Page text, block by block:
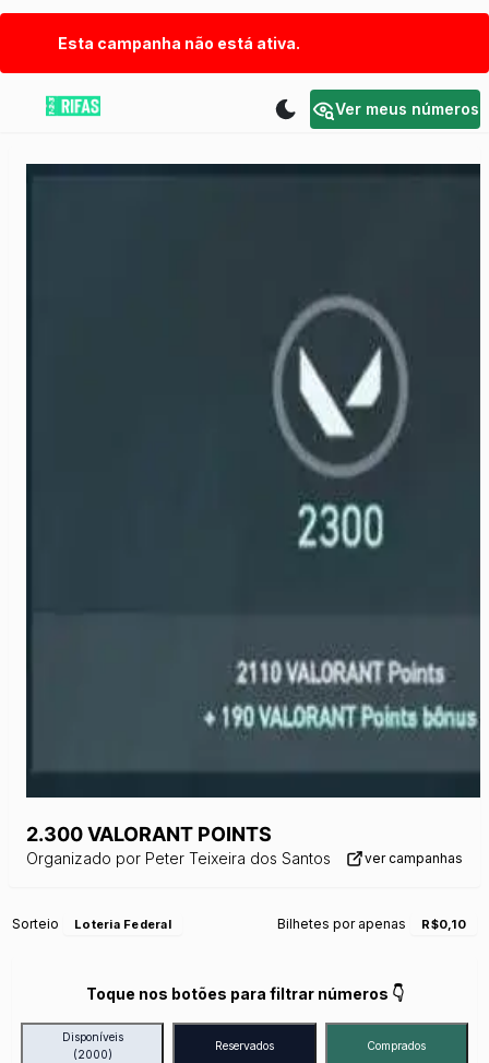
Esta campanha não está ativa.
Ver meus números
2.300 VALORANT POINTS
Organizado por Peter Teixeira dos Santos ver campanhas
Sorteio Loteria Federal Bilhetes por apenas R$0,10
Toque nos botões para filtrar números 👇
Disponíveis
(2000)
Reservados Comprados